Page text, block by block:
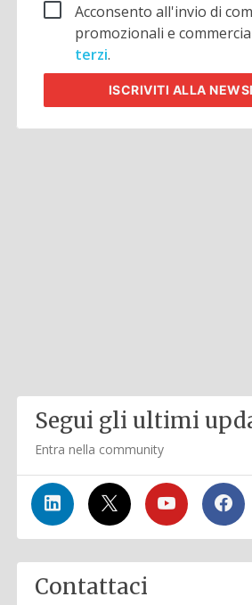
Acconsento all'invio di
promozionali e
terzi.
ISCRIVITI ALLA
Segui gli ultimi
Entra nella community
Contattaci